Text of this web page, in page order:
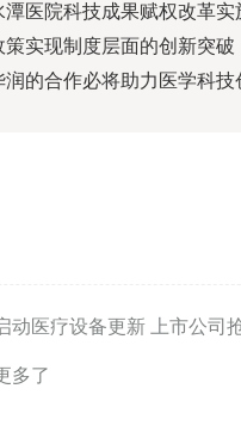
医院科技成果赋权改革实
策实现制度层面的创新突破
的合作必将助力医学科技
动医疗设备更新 上市公司
多了